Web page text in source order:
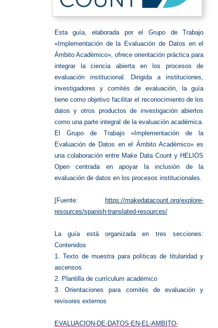
Esta guía, elaborada por el Grupo de Trabajo
«Implementación de la Evaluación de Datos en el
Ámbito Académico», ofrece orientación práctica para
integrar la ciencia abierta en los procesos de
evaluación institucional. Dirigida a instituciones,
investigadores y comités de evaluación, la guía
tiene como objetivo facilitar el reconocimiento de los
datos y otros productos de investigación abiertos
como una parte integral de la evaluación académica.
El Grupo de Trabajo «Implementación de la
Evaluación de Datos en el Ámbito Académico» es
una colaboración entre Make Data Count y HELIOS
Open centrada en apoyar la inclusión de la
evaluación de datos en los procesos institucionales.
[Fuente:
https://makedatacount.org/explore-
resources/spanish-translated-resources/
La guía está organizada en tres secciones:
Contenidos
1. Texto de muestra para políticas de titularidad y
ascensos
2. Plantilla de currículum académico
3. Orientaciones para comités de evaluación y
revisores externos
EVALUACION-DE-DATOS-EN-EL-AMBITO-